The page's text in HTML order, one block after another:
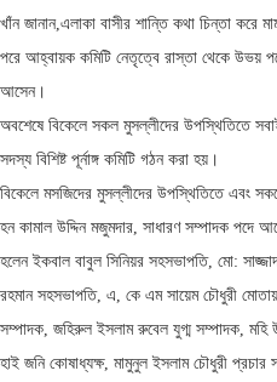
খাঁন জানান,এলাকা বাসীর শান্তি কথা চিন্তা করে
পরে আহ্বায়ক কমিটি নেতৃত্বে রাস্তা থেকে উভয়
আসেন।
অবশেষে বিকেলে সকল মুসল্লীদের উপস্থিতিতে
সদস্য বিশিষ্ট পূর্নাঙ্গ কমিটি গঠন করা হয়।
বিকেলে মসজিদের মুসল্লীদের উপস্থিতিতে এবং
হন কামাল উদ্দিন মজুমদার, সাধারণ সম্পাদক পদে
হলেন ইকবাল বাবুল সিনিয়র সহসভাপতি, মো:
রহমান সহসভাপতি, এ, কে এম সায়েম চৌধুরী
সম্পাদক, জহিরুল ইসলাম রুবেল যুগ্ম সম্পাদক, মহি
হাই জনি কোষাধ্যক্ষ, মামুনুল ইসলাম চৌধুরী